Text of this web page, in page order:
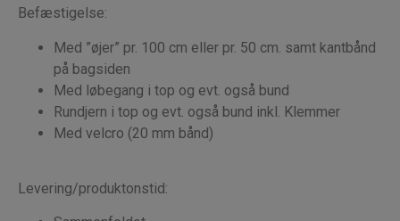
Befæstigelse:
Med ”øjer” pr. 100 cm eller pr. 50 cm. samt kantbånd
på bagsiden
Med løbegang i top og evt. også bund
Rundjern i top og evt. også bund inkl. Klemmer
Med velcro (20 mm bånd)
Levering/produktonstid: